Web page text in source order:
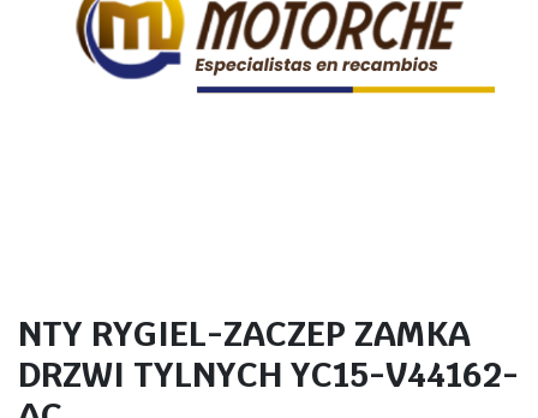
NTY RYGIEL-ZACZEP ZAMKA
DRZWI TYLNYCH YC15-V44162-